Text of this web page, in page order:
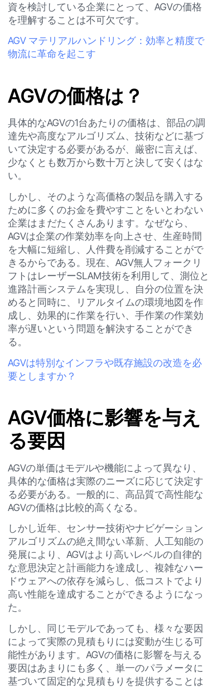
資を検討している企業にとって、AGVの価格
を理解することは不可欠です。
AGV マテリアルハンドリング：効率と精度で
物流に革命を起こす
AGVの価格は？
具体的なAGVの1台あたりの価格は、部品の調
達先や高度なアルゴリズム、技術などに基づ
いて決定する必要があるが、厳密に言えば、
少なくとも数万から数十万と決して安くはな
い。
しかし、そのような高価格の製品を購入する
ために多くのお金を費やすことをいとわない
企業はまだたくさんあります。なぜなら、
AGVは企業の作業効率を向上させ、生産時間
を大幅に短縮し、人件費を削減することがで
きるからである。現在、AGV無人フォークリ
フトはレーザーSLAM技術を利用して、測位と
進路計画システムを実現し、自分の位置を決
めると同時に、リアルタイムの環境地図を作
成し、効果的に作業を行い、手作業の作業効
率が遅いという問題を解決することができ
る。
AGVは特別なインフラや既存施設の改造を必
要としますか？
AGV価格に影響を与え
る要因
AGVの単価はモデルや機能によって異なり、
具体的な価格は実際のニーズに応じて決定す
る必要がある。一般的に、高品質で高性能な
AGVの価格は比較的高くなる。
しかし近年、センサー技術やナビゲーション
アルゴリズムの絶え間ない革新、人工知能の
発展により、AGVはより高いレベルの自律的
な意思決定と計画能力を達成し、複雑なハー
ドウェアへの依存を減らし、低コストでより
高い性能を達成することができるようになっ
た。
しかし、同じモデルであっても、様々な要因
によって実際の見積もりには変動が生じる可
能性があります。AGVの価格に影響を与える
要因はあまりにも多く、単一のパラメータに
基づいて固定的な見積もりを提供することは